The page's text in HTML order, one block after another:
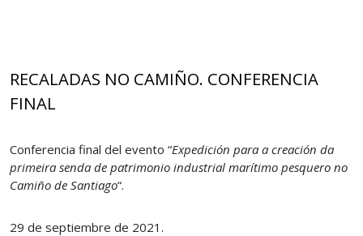
RECALADAS NO CAMIÑO. CONFERENCIA
FINAL
Conferencia final del evento “Expedición para a creación da
primeira senda de patrimonio industrial marítimo pesquero no
Camiño de Santiago“.
29 de septiembre de 2021.